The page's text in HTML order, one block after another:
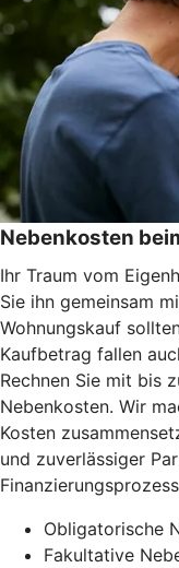
Nebenkosten
Ihr Traum vom
Sie ihn gemeinsam
Wohnungskauf
Kaufbetrag fallen
Rechnen Sie mit bis
Nebenkosten. Wir
Kosten
und zuverlässiger
Obligatorische
Fakultative